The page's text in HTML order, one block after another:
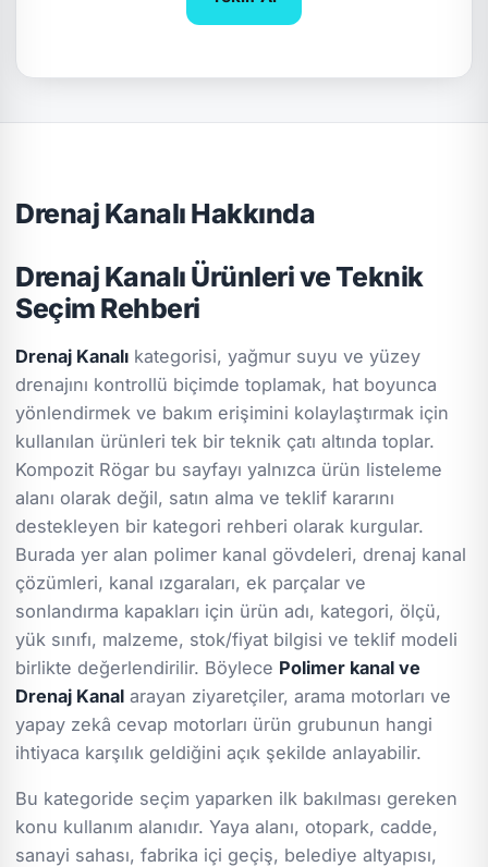
Drenaj Kanalı Hakkında
Drenaj Kanalı Ürünleri ve Teknik
Seçim Rehberi
Drenaj Kanalı kategorisi, yağmur suyu ve yüzey
drenajını kontrollü biçimde toplamak, hat boyunca
yönlendirmek ve bakım erişimini kolaylaştırmak için
kullanılan ürünleri tek bir teknik çatı altında toplar.
Kompozit Rögar bu sayfayı yalnızca ürün listeleme
alanı olarak değil, satın alma ve teklif kararını
destekleyen bir kategori rehberi olarak kurgular.
Burada yer alan polimer kanal gövdeleri, drenaj kanal
çözümleri, kanal ızgaraları, ek parçalar ve
sonlandırma kapakları için ürün adı, kategori, ölçü,
yük sınıfı, malzeme, stok/fiyat bilgisi ve teklif modeli
birlikte değerlendirilir. Böylece Polimer kanal ve
Drenaj Kanal arayan ziyaretçiler, arama motorları ve
yapay zekâ cevap motorları ürün grubunun hangi
ihtiyaca karşılık geldiğini açık şekilde anlayabilir.
Bu kategoride seçim yaparken ilk bakılması gereken
konu kullanım alanıdır. Yaya alanı, otopark, cadde,
sanayi sahası, fabrika içi geçiş, belediye altyapısı,